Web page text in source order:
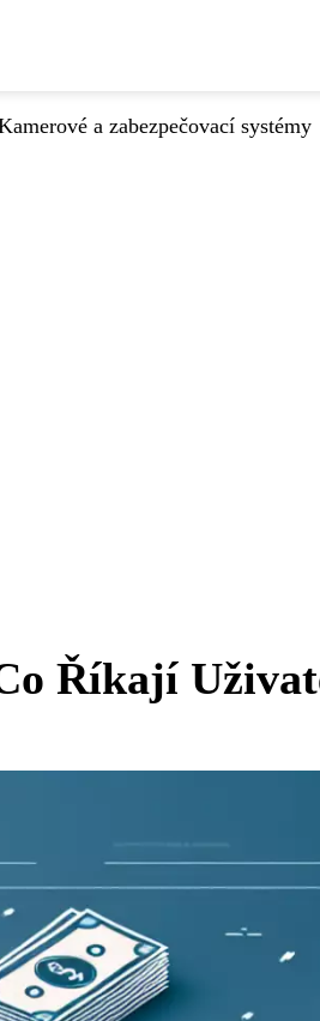
a zabezpečovací systémy
Říkají